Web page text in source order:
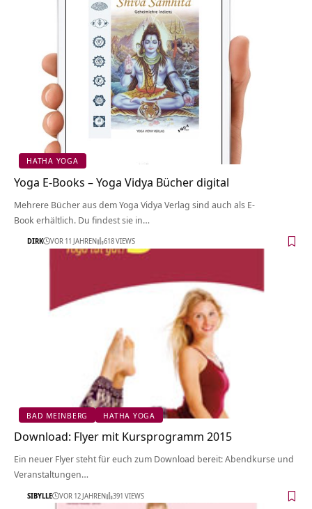
HATHA YOGA
Yoga E-Books – Yoga Vidya Bücher digital
Mehrere Bücher aus dem Yoga Vidya Verlag sind auch als E-
Book erhältlich. Du findest sie in…
DIRK VOR 11 JAHREN 618 VIEWS
BAD MEINBERG HATHA YOGA
Download: Flyer mit Kursprogramm 2015
Ein neuer Flyer steht für euch zum Download bereit: Abendkurse und
Veranstaltungen…
SIBYLLE VOR 12 JAHREN 391 VIEWS